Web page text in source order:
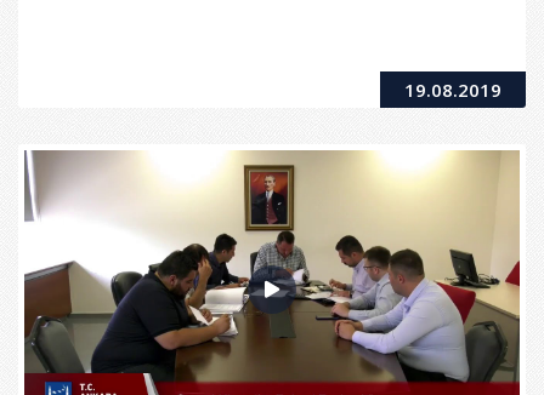
19.08.2019